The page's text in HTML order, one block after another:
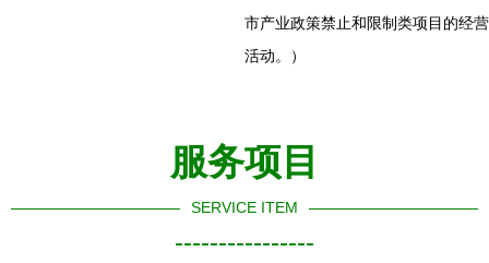
市产业政策禁止和限制类项目的经营
活动。）
服务项目
SERVICE ITEM
----------------